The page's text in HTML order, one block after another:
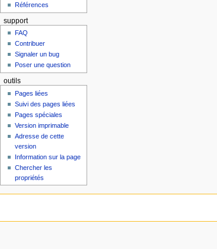
Références
support
FAQ
Contribuer
Signaler un bug
Poser une question
outils
Pages liées
Suivi des pages liées
Pages spéciales
Version imprimable
Adresse de cette
version
Information sur la page
Chercher les
propriétés